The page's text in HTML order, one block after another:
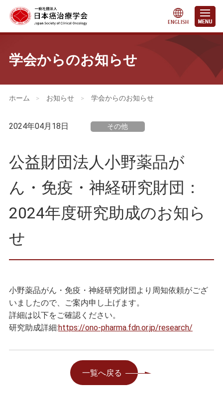
学会からのお知らせ
会員・医療関係の皆さまへ
> お知らせ > 学会からのお知らせ
2024年04月18日 その他
公益財団法人小野薬品が
ん・免疫・神経研究財団：
2024年度研究助成のお知ら
せ
小野薬品がん・免疫・神経研究財団より周知依頼がござ
いましたので、ご案内申し上げます。
詳細は以下をご確認ください。
研究助成詳細:https://ono-pharma.fdn.or.jp/research/
一覧へ戻る